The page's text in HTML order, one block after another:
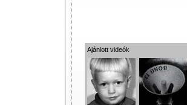
Ajánlott videók